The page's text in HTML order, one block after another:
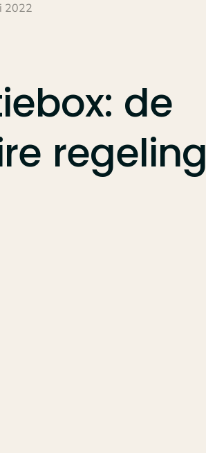
2022
de
regeling